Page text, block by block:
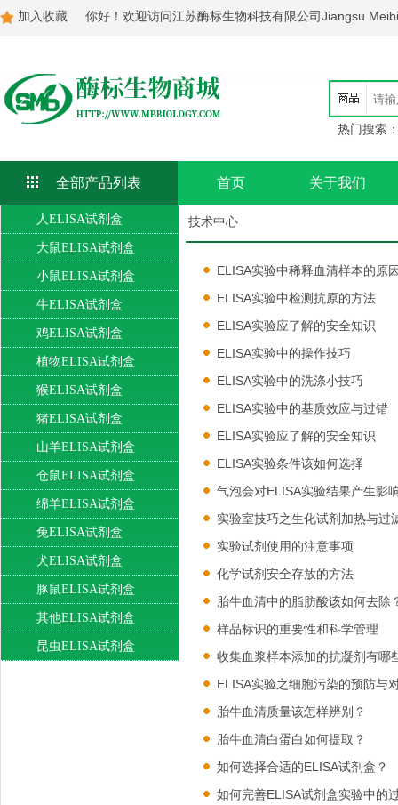
加入收藏 你好！欢迎访问江苏酶标生物科技有限公司Jiangsu
热门搜索
全部产品列表 首页 关于我们
人ELISA试剂盒
大鼠ELISA试剂盒
小鼠ELISA试剂盒
牛ELISA试剂盒
鸡ELISA试剂盒
植物ELISA试剂盒
猴ELISA试剂盒
猪ELISA试剂盒
山羊ELISA试剂盒
仓鼠ELISA试剂盒
绵羊ELISA试剂盒
兔ELISA试剂盒
犬ELISA试剂盒
豚鼠ELISA试剂盒
其他ELISA试剂盒
昆虫ELISA试剂盒
技术中心
ELISA实验中稀释血清样本的原
ELISA实验中检测抗原的方法
ELISA实验应了解的安全知识
ELISA实验中的操作技巧
ELISA实验中的洗涤小技巧
ELISA实验中的基质效应与过错
ELISA实验应了解的安全知识
ELISA实验条件该如何选择
气泡会对ELISA实验结果产生影
实验室技巧之生化试剂加热与过
实验试剂使用的注意事项
化学试剂安全存放的方法
胎牛血清中的脂肪酸该如何去除
样品标识的重要性和科学管理
收集血浆样本添加的抗凝剂有哪
ELISA实验之细胞污染的预防与
胎牛血清质量该怎样辨别？
胎牛血清白蛋白如何提取？
如何选择合适的ELISA试剂盒？
如何完善ELISA试剂盒实验中的